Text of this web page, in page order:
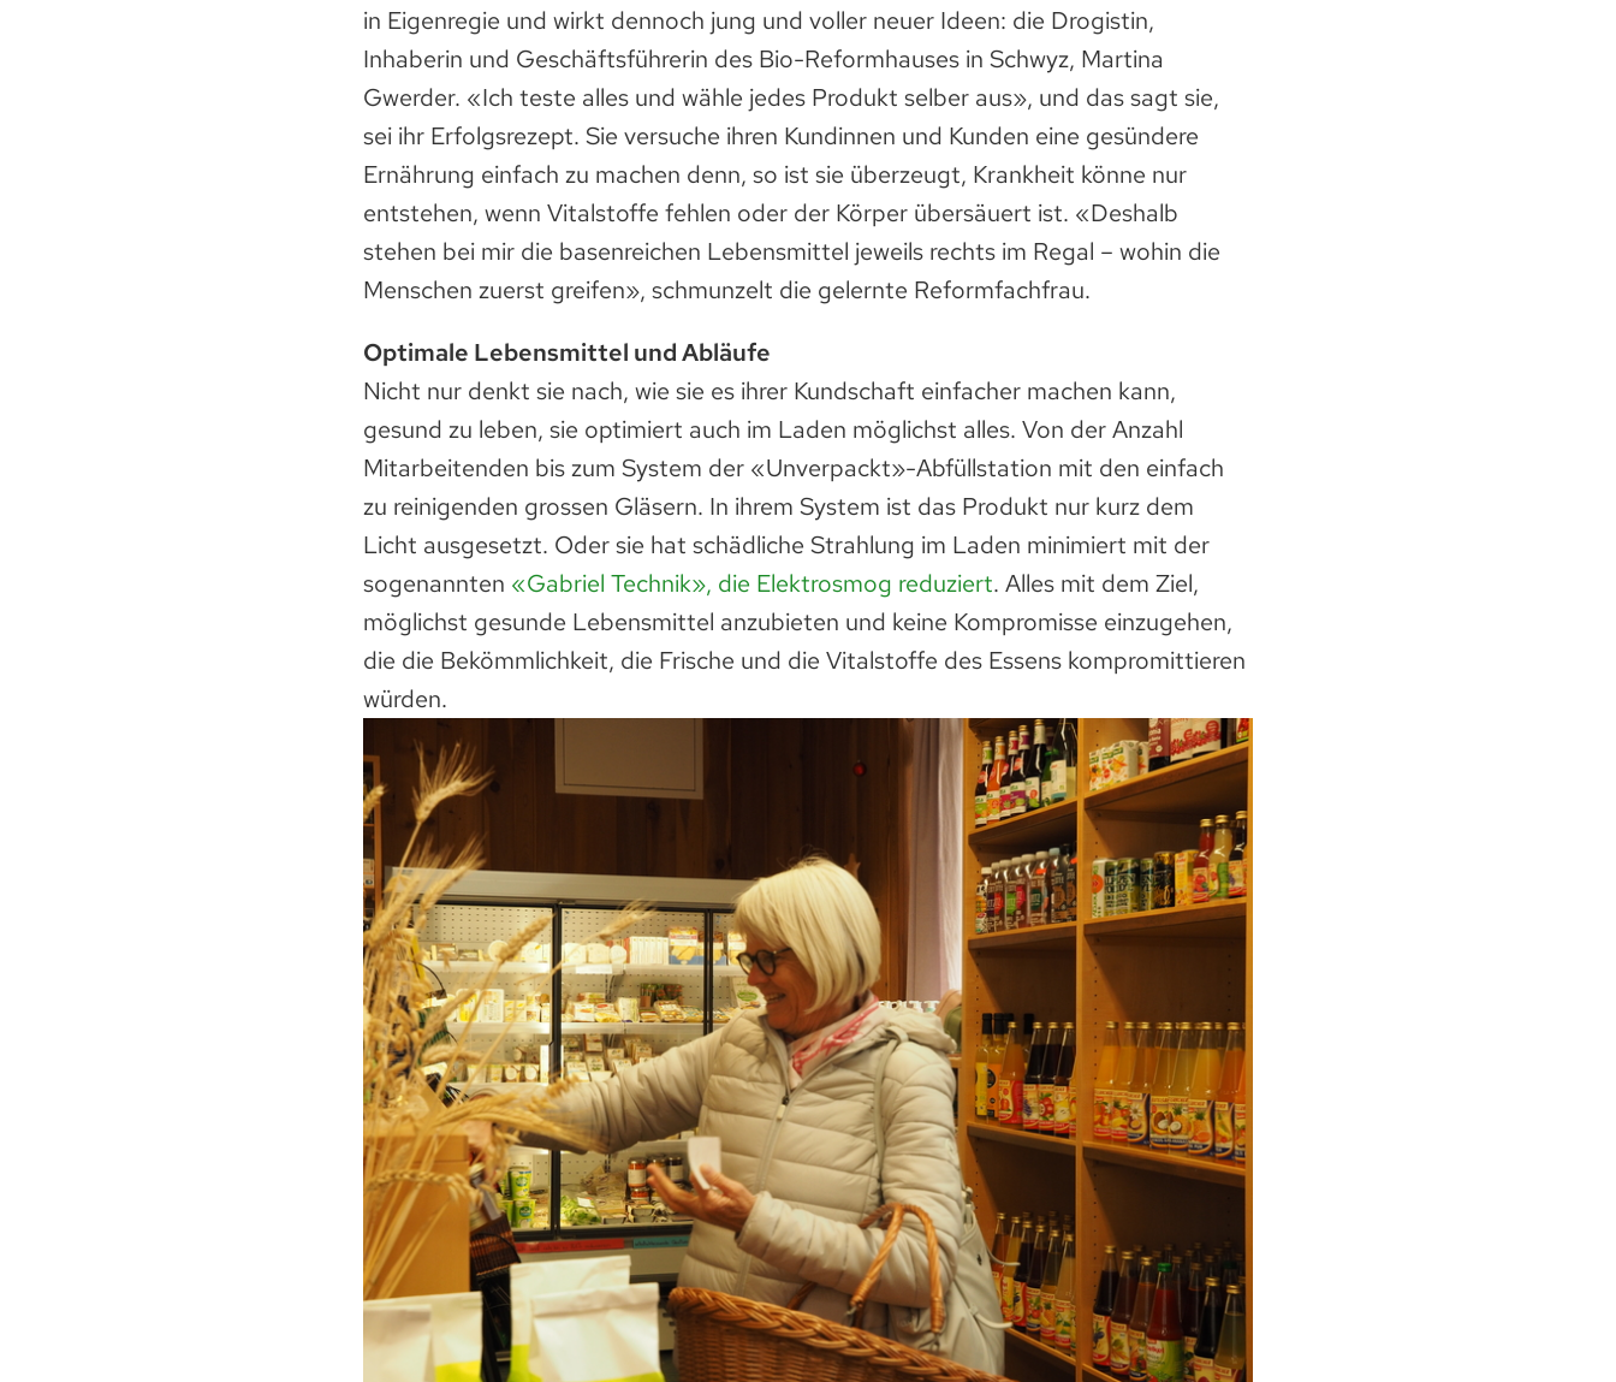
in Eigenregie und wirkt dennoch jung und voller neuer Ideen: die Drogistin,
Inhaberin und Geschäftsführerin des Bio-Reformhauses in Schwyz, Martina
Gwerder. «Ich teste alles und wähle jedes Produkt selber aus», und das sagt sie,
sei ihr Erfolgsrezept. Sie versuche ihren Kundinnen und Kunden eine gesündere
Ernährung einfach zu machen denn, so ist sie überzeugt, Krankheit könne nur
entstehen, wenn Vitalstoffe fehlen oder der Körper übersäuert ist. «Deshalb
stehen bei mir die basenreichen Lebensmittel jeweils rechts im Regal – wohin die
Menschen zuerst greifen», schmunzelt die gelernte Reformfachfrau.
Optimale Lebensmittel und Abläufe
Nicht nur denkt sie nach, wie sie es ihrer Kundschaft einfacher machen kann,
gesund zu leben, sie optimiert auch im Laden möglichst alles. Von der Anzahl
Mitarbeitenden bis zum System der «Unverpackt»-Abfüllstation mit den einfach
zu reinigenden grossen Gläsern. In ihrem System ist das Produkt nur kurz dem
Licht ausgesetzt. Oder sie hat schädliche Strahlung im Laden minimiert mit der
sogenannten «Gabriel Technik», die Elektrosmog reduziert. Alles mit dem Ziel,
möglichst gesunde Lebensmittel anzubieten und keine Kompromisse einzugehen,
die die Bekömmlichkeit, die Frische und die Vitalstoffe des Essens kompromittieren
würden.